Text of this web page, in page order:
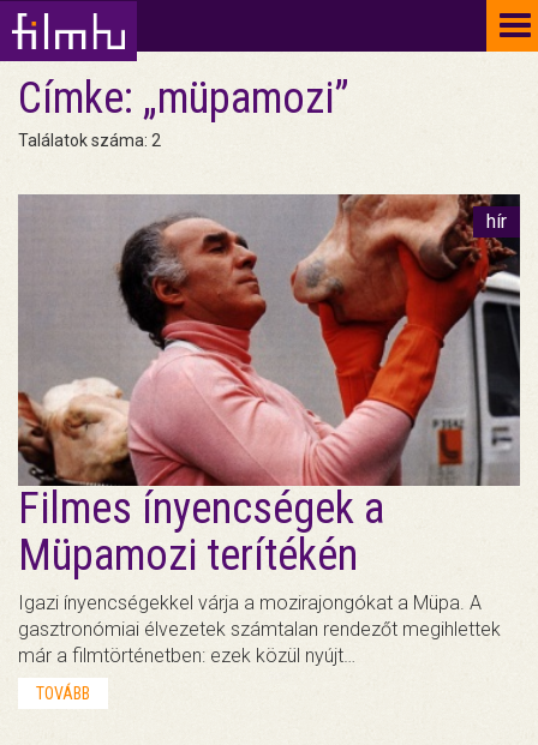
Címke: „müpamozi”
Találatok száma: 2
hír
Filmes ínyencségek a
Müpamozi terítékén
Igazi ínyencségekkel várja a mozirajongókat a Müpa. A
gasztronómiai élvezetek számtalan rendezőt megihlettek
már a filmtörténetben: ezek közül nyújt…
TOVÁBB